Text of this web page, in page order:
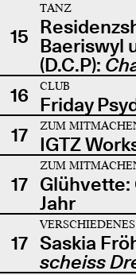
15
TANZ
Baeriswyl
(D.C.P):
16
CLUB
Friday
17
ZUM
IGTZ
17
ZUM
Glühvette:
Jahr
17
VERSCHIEDENES
Saskia
scheiss